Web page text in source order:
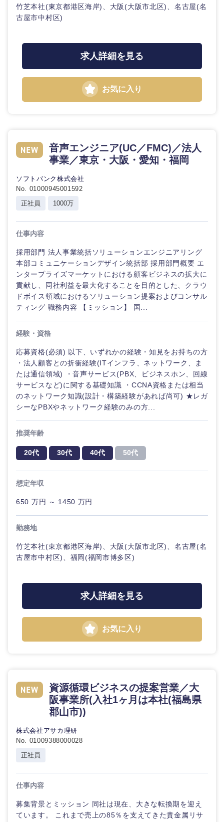
竹芝本社(東京都港区海岸)、大阪(大阪市北区)、名古屋(名
古屋市中村区)
求人詳細を見る
お気に入り
音声エンジニア(UC／FMC)／法人
事業／東京・大阪・愛知・福岡
ソフトバンク株式会社
No. 01000945001592
正社員
1000万
仕事内容
採用部門 法人事業統括ソリューションエンジニアリング
本部コミュニケーションデザイン統括部 採用部門概要 エ
ンタープライズマーケットにおける顧客ビジネスの拡大に
貢献し、同社利益を最大化することを目的とした、クラウ
ドボイス領域におけるソリューション提案およびコンサル
ティング 職務内容 【ミッション】 国...
経験・資格
応募資格(必須) 以下、いずれかの経験・知見をお持ちの方
・法人顧客との折衝経験(ITインフラ、ネットワーク、ま
たは通信領域) ・音声サービス(PBX、ビジネスホン、回線
サービスなど)に関する基礎知識 ・CCNA資格または相当
のネットワーク知識(設計・構築経験があれば尚可) ★レガ
シーなPBXやネットワーク経験のみの方...
推奨年齢
20代 30代 40代 50代
想定年収
650 万円 ～ 1450 万円
勤務地
竹芝本社(東京都港区海岸)、大阪(大阪市北区)、名古屋(名
古屋市中村区)、福岡(福岡市博多区)
求人詳細を見る
お気に入り
資源循環ビジネスの提案営業／大
阪事業所(入社1ヶ月は本社(福島県
郡山市))
株式会社アサカ理研
No. 01009388000028
正社員
仕事内容
募集背景とミッション 同社は現在、大きな転換期を迎え
ています。 これまで売上の85％を支えてきた貴金属リサ